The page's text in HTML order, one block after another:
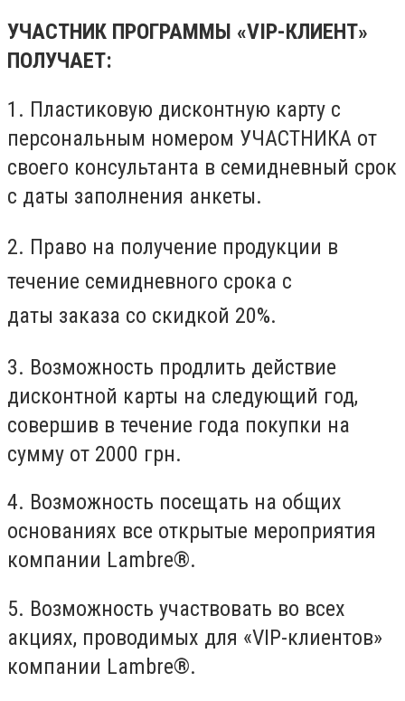
УЧАСТНИК ПРОГРАММЫ «VIP-КЛИЕНТ»
ПОЛУЧАЕТ:
1. Пластиковую дисконтную карту с
персональным номером УЧАСТНИКА от
своего консультанта в семидневный срок
с даты заполнения анкеты.
2. Право на получение продукции в
течение семидневного срока с
даты заказа со скидкой 20%.
3. Возможность продлить действие
дисконтной карты на следующий год,
совершив в течение года покупки на
сумму от 2000 грн.
4. Возможность посещать на общих
основаниях все открытые мероприятия
компании Lambre®.
5. Возможность участвовать во всех
акциях, проводимых для «VIP-клиентов»
компании Lambre®.